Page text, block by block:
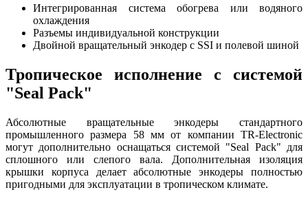
Интегрированная система обогрева или водяного
охлаждения
Разъемы индивидуальной конструкции
Двойной вращательный энкодер с SSI и полевой шиной
Тропическое исполнение с системой
"Seal Pack"
Абсолютные вращательные энкодеры стандартного
промышленного размера 58 мм от компании TR-Electronic
могут дополнительно оснащаться системой "Seal Pack" для
сплошного или слепого вала. Дополнительная изоляция
крышки корпуса делает абсолютные энкодеры полностью
пригодными для эксплуатации в тропическом климате.